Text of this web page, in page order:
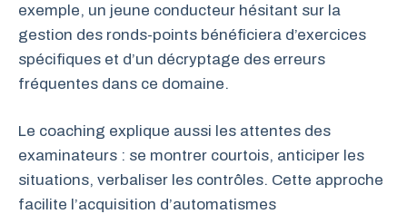
exemple, un jeune conducteur hésitant sur la
gestion des ronds-points bénéficiera d’exercices
spécifiques et d’un décryptage des erreurs
fréquentes dans ce domaine.
Le coaching explique aussi les attentes des
examinateurs : se montrer courtois, anticiper les
situations, verbaliser les contrôles. Cette approche
facilite l’acquisition d’automatismes